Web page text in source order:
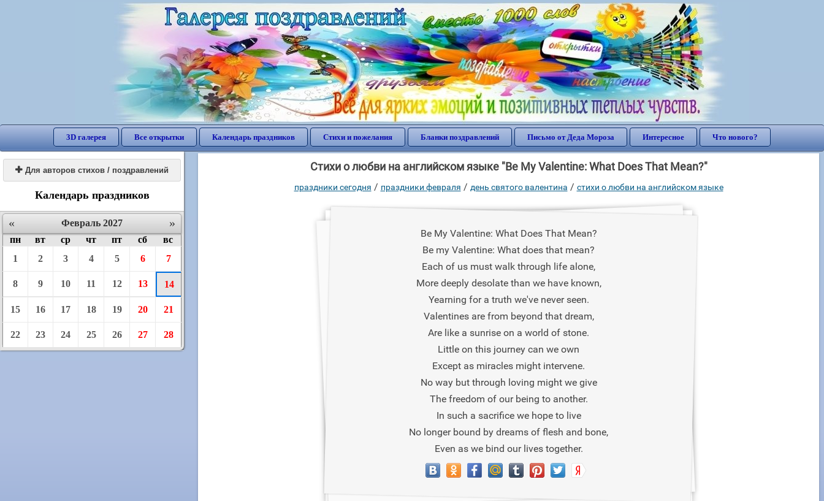
3D галерея Все открытки Календарь праздников Стихи и пожелания Бланки поздравлений Письмо от Деда Мороза Интересное Что нового?
 Для авторов стихов / поздравлений
Календарь праздников
« »
Февраль 2027
пн
вт ср чт пт сб
вс
1
2 3 4 5 6 7
8 9 10 11 12 13 14
15 16 17 18 19 20 21
22 23 24 25 26 27 28
Стихи о любви на английском языке "Be My Valentine: What Does That Mean?"
праздники сегодня / праздники февраля / день святого валентина / стихи о любви на английском языке
Be My Valentine: What Does That Mean?
Be my Valentine: What does that mean?
Each of us must walk through life alone,
More deeply desolate than we have known,
Yearning for a truth we've never seen.
Valentines are from beyond that dream,
Are like a sunrise on a world of stone.
Little on this journey can we own
Except as miracles might intervene.
No way but through loving might we give
The freedom of our being to another.
In such a sacrifice we hope to live
No longer bound by dreams of flesh and bone,
Even as we bind our lives together.